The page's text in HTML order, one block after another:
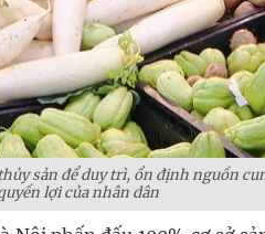
sản để duy trì, ổn định nguồn
lợi của nhân dân